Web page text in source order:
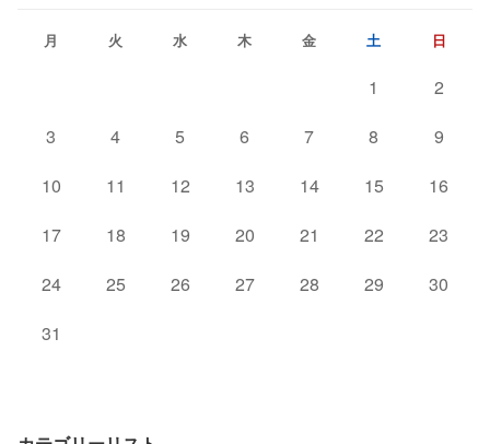
月 火 水 木 金 土 日
1
2
3
4 5 6 7 8
9
10
11 12 13 14 15
16
17
18 19 20 21 22
23
24
25 26 27 28 29
30
31